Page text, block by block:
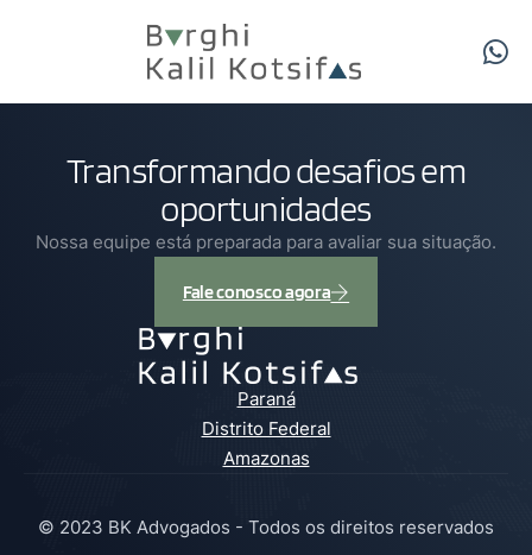
Transformando desafios em
oportunidades
Nossa equipe está preparada para avaliar sua situação.
Fale conosco agora
Paraná
Distrito Federal
Amazonas
© 2023 BK Advogados - Todos os direitos reservados